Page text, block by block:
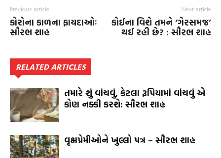
Previous article
કોરોના કાળના ફાયદાઓઃ
સૌરભ શાહ
Next article
કોઈના વિશે તમને ‘ગેરસમજ’
થઈ રહી છે? : સૌરભ શાહ
RELATED ARTICLES
તમારે શું વાંચવું, કેટલા રૂપિયામાં વાંચવું એ
કોણ નક્કી કરશે: સૌરભ શાહ
વૃક્ષપ્રેમીઓને ખુલ્લો પત્ર – સૌરભ શાહ